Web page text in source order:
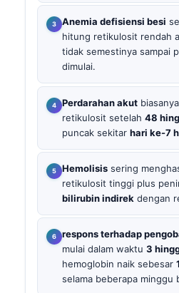
Anemia defisiensi besi
hitung retikulosit rendah
tidak semestinya sampai
dimulai.
Perdarahan akut
retikulosit setelah 48
puncak sekitar hari ke-7
Hemolisis sering
retikulosit tinggi plus
bilirubin indirek dengan
respons terhadap
mulai dalam waktu 3
hemoglobin naik sebesar
selama beberapa minggu